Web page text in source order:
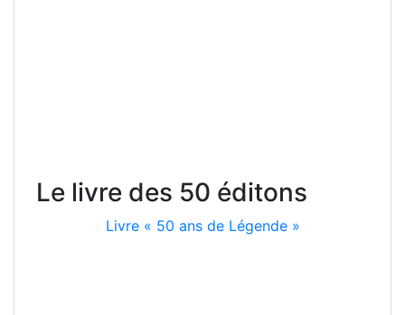
Le livre des 50 éditons
Livre « 50 ans de Légende »